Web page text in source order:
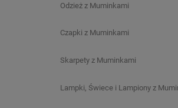
Odzież z Muminkami
Czapki z Muminkami
Skarpety z Muminkami
Lampki, Świece i Lampiony z